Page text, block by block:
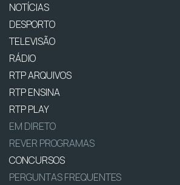
NOTÍCIAS
DESPORTO
TELEVISÃO
RÁDIO
RTP ARQUIVOS
RTP ENSINA
RTP PLAY
EM DIRETO
REVER PROGRAMAS
CONCURSOS
PERGUNTAS FREQUENTES